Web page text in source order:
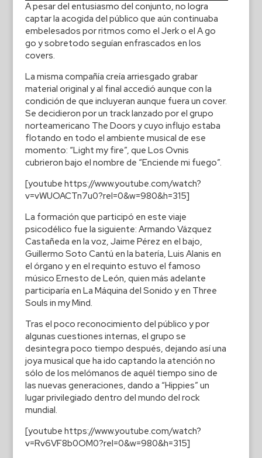
audio
A pesar del entusiasmo del conjunto, no logra
captar la acogida del público que aún continuaba
embelesados por ritmos como el Jerk o el A go
go y sobretodo seguían enfrascados en los
covers.
La misma compañía creía arriesgado grabar
material original y al final accedió aunque con la
condición de que incluyeran aunque fuera un cover.
Se decidieron por un track lanzado por el grupo
norteamericano The Doors y cuyo influjo estaba
flotando en todo el ambiente musical de ese
momento: “Light my fire”, que Los Ovnis
cubrieron bajo el nombre de “Enciende mi fuego”.
[youtube https://www.youtube.com/watch?
v=vWUOACTn7u0?rel=0&w=980&h=315]
La formación que participó en este viaje
psicodélico fue la siguiente: Armando Vázquez
Castañeda en la voz, Jaime Pérez en el bajo,
Guillermo Soto Cantú en la batería, Luis Alanis en
el órgano y en el requinto estuvo el famoso
músico Ernesto de León, quien más adelante
participaría en La Máquina del Sonido y en Three
Souls in my Mind.
Tras el poco reconocimiento del público y por
algunas cuestiones internas, el grupo se
desintegra poco tiempo después, dejando así una
joya musical que ha ido captando la atención no
sólo de los melómanos de aquél tiempo sino de
las nuevas generaciones, dando a “Hippies” un
lugar privilegiado dentro del mundo del rock
mundial.
[youtube https://www.youtube.com/watch?
v=Rv6VF8b0OM0?rel=0&w=980&h=315]